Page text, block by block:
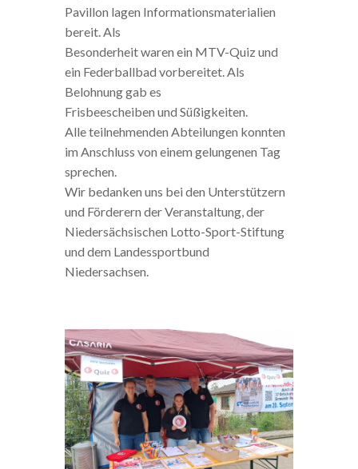
Pavillon lagen Informationsmaterialien
bereit. Als
Besonderheit waren ein MTV-Quiz und
ein Federballbad vorbereitet. Als
Belohnung gab es
Frisbeescheiben und Süßigkeiten.
Alle teilnehmenden Abteilungen konnten
im Anschluss von einem gelungenen Tag
sprechen.
Wir bedanken uns bei den Unterstützern
und Förderern der Veranstaltung, der
Niedersächsischen Lotto-Sport-Stiftung
und dem Landessportbund
Niedersachsen.